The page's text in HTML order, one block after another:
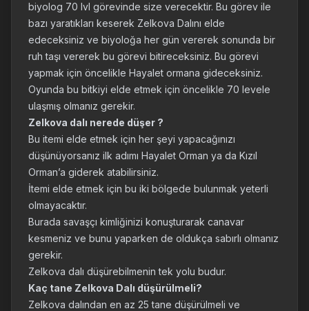
biyolog 70 lvl görevinde size verecektir. Bu görev ile
bazı yaratıkları keserek Zelkova Dalını elde
edeceksiniz ve biyoloğa her gün vererek sonunda bir
ruh taşı vererek bu görevi bitireceksiniz. Bu görevi
yapmak için öncelikle Hayalet ormana gideceksiniz.
Oyunda bu bitkiyi elde etmek için öncelikle 70 levele
ulaşmış olmanız gerekir.
Zelkova dalı nerede düşer ?
Bu itemi elde etmek için her şeyi yapacağınızı
düşünüyorsanız ilk adımı Hayalet Orman ya da Kızıl
Orman’a giderek atabilirsiniz.
İtemi elde etmek için bu iki bölgede bulunmak yeterli
olmayacaktır.
Burada savaşçı kimliğinizi konuşturarak canavar
kesmeniz ve bunu yaparken de oldukça sabırlı olmanız
gerekir.
Zelkova dalı düşürebilmenin tek yolu budur.
Kaç tane Zelkova Dalı düşürülmeli?
Zelkova dalından en az 25 tane düşürülmeli ve